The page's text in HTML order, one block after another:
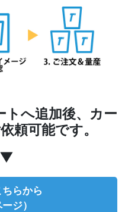
トへ追加後、カー
頼可能です。
らから
ジ）